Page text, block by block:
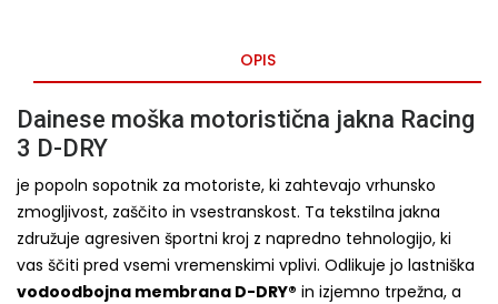
OPIS
Dainese moška motoristična jakna Racing
3 D-DRY
je popoln sopotnik za motoriste, ki zahtevajo vrhunsko
zmogljivost, zaščito in vsestranskost. Ta tekstilna jakna
združuje agresiven športni kroj z napredno tehnologijo, ki
vas ščiti pred vsemi vremenskimi vplivi. Odlikuje jo lastniška
vodoodbojna membrana D-DRY® in izjemno trpežna, a